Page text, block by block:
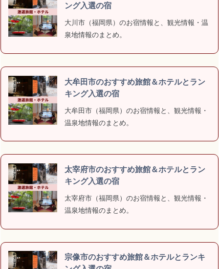
ング入選の宿
大川市（福岡県）のお宿情報と、観光情報・温
泉地情報のまとめ。
大牟田市のおすすめ旅館＆ホテルとラン
キング入選の宿
大牟田市（福岡県）のお宿情報と、観光情報・
温泉地情報のまとめ。
太宰府市のおすすめ旅館＆ホテルとラン
キング入選の宿
太宰府市（福岡県）のお宿情報と、観光情報・
温泉地情報のまとめ。
宗像市のおすすめ旅館＆ホテルとランキ